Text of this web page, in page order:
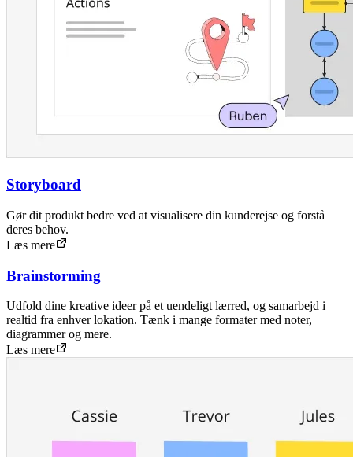
Storyboard
Gør dit produkt bedre ved at visualisere din kunderejse og forstå
deres behov.
Læs mere
Brainstorming
Udfold dine kreative ideer på et uendeligt lærred, og samarbejd i
realtid fra enhver lokation. Tænk i mange formater med noter,
diagrammer og mere.
Læs mere